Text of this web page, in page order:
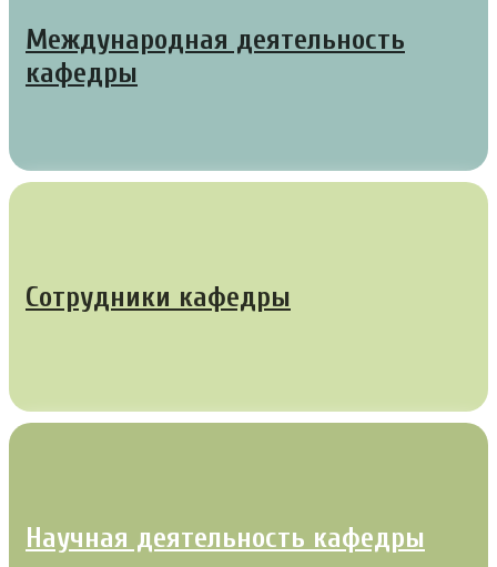
Международная деятельность
кафедры
Сотрудники кафедры
Научная деятельность кафедры